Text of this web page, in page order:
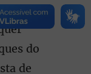
do
de